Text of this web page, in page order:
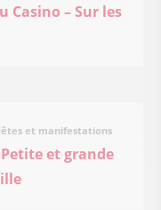
Casino – Sur les
et manifestations
et grande